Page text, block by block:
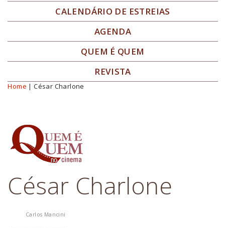
CALENDÁRIO DE ESTREIAS
AGENDA
QUEM É QUEM
REVISTA
Você está aqui
Home | César Charlone
César Charlone
Carlos Mancini